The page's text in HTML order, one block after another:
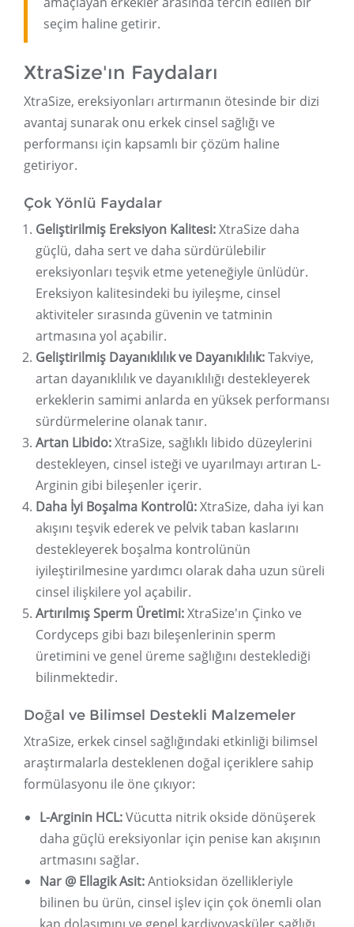
seçim haline getirir.
XtraSize'ın Faydaları
XtraSize, ereksiyonları artırmanın ötesinde bir dizi
avantaj sunarak onu erkek cinsel sağlığı ve
performansı için kapsamlı bir çözüm haline
getiriyor.
Çok Yönlü Faydalar
Geliştirilmiş Ereksiyon Kalitesi:XtraSize daha
güçlü, daha sert ve daha sürdürülebilir
ereksiyonları teşvik etme yeteneğiyle ünlüdür.
Ereksiyon kalitesindeki bu iyileşme, cinsel
aktiviteler sırasında güvenin ve tatminin
artmasına yol açabilir.
Geliştirilmiş Dayanıklılık ve Dayanıklılık:Takviye,
artan dayanıklılık ve dayanıklılığı destekleyerek
erkeklerin samimi anlarda en yüksek performansı
sürdürmelerine olanak tanır.
Artan Libido:XtraSize, sağlıklı libido düzeylerini
destekleyen, cinsel isteği ve uyarılmayı artıran L-
Arginin gibi bileşenler içerir.
Daha İyi Boşalma Kontrolü:XtraSize, daha iyi kan
akışını teşvik ederek ve pelvik taban kaslarını
destekleyerek boşalma kontrolünün
iyileştirilmesine yardımcı olarak daha uzun süreli
cinsel ilişkilere yol açabilir.
Artırılmış Sperm Üretimi:XtraSize'ın Çinko ve
Cordyceps gibi bazı bileşenlerinin sperm
üretimini ve genel üreme sağlığını desteklediği
bilinmektedir.
Doğal ve Bilimsel Destekli Malzemeler
XtraSize, erkek cinsel sağlığındaki etkinliği bilimsel
araştırmalarla desteklenen doğal içeriklere sahip
formülasyonu ile öne çıkıyor:
L-Arginin HCL:Vücutta nitrik okside dönüşerek
daha güçlü ereksiyonlar için penise kan akışının
artmasını sağlar.
Nar @ Ellagik Asit:Antioksidan özellikleriyle
bilinen bu ürün, cinsel işlev için çok önemli olan